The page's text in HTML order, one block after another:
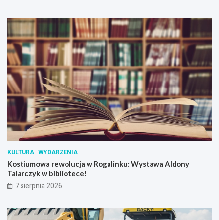
KULTURA WYDARZENIA
Kostiumowa rewolucja w Rogalinku: Wystawa Aldony
Talarczyk w bibliotece!
7 sierpnia 2026